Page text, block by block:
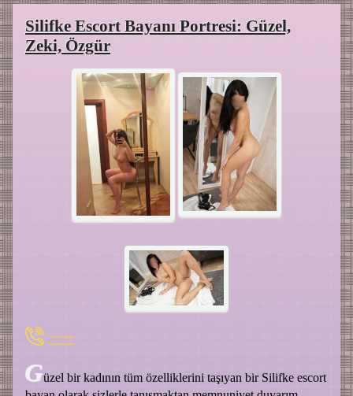
Silifke Escort Bayanı Portresi: Güzel,
Zeki, Özgür
----
Güzel bir kadının tüm özelliklerini taşıyan bir Silifke escort